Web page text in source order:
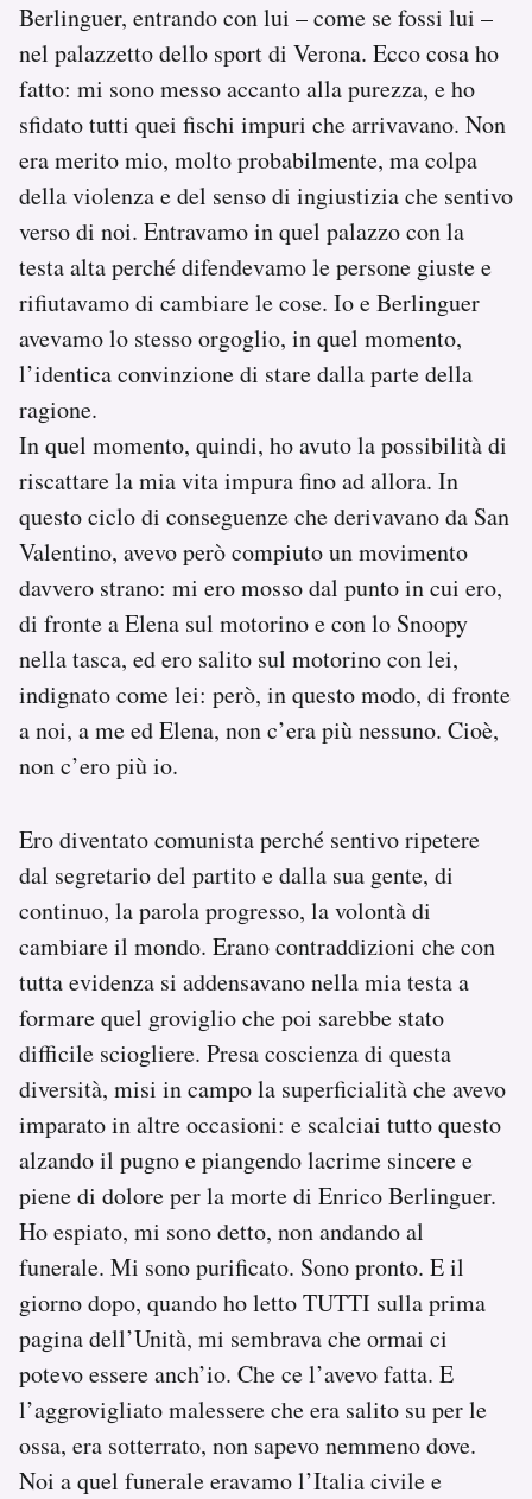
Berlinguer, entrando con lui – come se fossi lui –
nel palazzetto dello sport di Verona. Ecco cosa ho
fatto: mi sono messo accanto alla purezza, e ho
sfidato tutti quei fischi impuri che arrivavano. Non
era merito mio, molto probabilmente, ma colpa
della violenza e del senso di ingiustizia che sentivo
verso di noi. Entravamo in quel palazzo con la
testa alta perché difendevamo le persone giuste e
rifiutavamo di cambiare le cose. Io e Berlinguer
avevamo lo stesso orgoglio, in quel momento,
l’identica convinzione di stare dalla parte della
ragione.
In quel momento, quindi, ho avuto la possibilità di
riscattare la mia vita impura fino ad allora. In
questo ciclo di conseguenze che derivavano da San
Valentino, avevo però compiuto un movimento
davvero strano: mi ero mosso dal punto in cui ero,
di fronte a Elena sul motorino e con lo Snoopy
nella tasca, ed ero salito sul motorino con lei,
indignato come lei: però, in questo modo, di fronte
a noi, a me ed Elena, non c’era più nessuno. Cioè,
non c’ero più io.
Ero diventato comunista perché sentivo ripetere
dal segretario del partito e dalla sua gente, di
continuo, la parola progresso, la volontà di
cambiare il mondo. Erano contraddizioni che con
tutta evidenza si addensavano nella mia testa a
formare quel groviglio che poi sarebbe stato
difficile sciogliere. Presa coscienza di questa
diversità, misi in campo la superficialità che avevo
imparato in altre occasioni: e scalciai tutto questo
alzando il pugno e piangendo lacrime sincere e
piene di dolore per la morte di Enrico Berlinguer.
Ho espiato, mi sono detto, non andando al
funerale. Mi sono purificato. Sono pronto. E il
giorno dopo, quando ho letto TUTTI sulla prima
pagina dell’Unità, mi sembrava che ormai ci
potevo essere anch’io. Che ce l’avevo fatta. E
l’aggrovigliato malessere che era salito su per le
ossa, era sotterrato, non sapevo nemmeno dove.
Noi a quel funerale eravamo l’Italia civile e